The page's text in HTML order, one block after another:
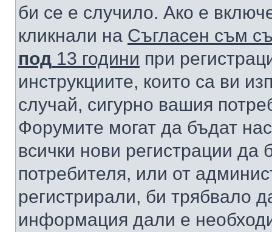
би се е случило. Ако е
кликнали на Съгласен съм
под 13 години при
инструкциите, които са ви
случай, сигурно вашия
Форумите могат да бъдат
всички нови регистрации да
потребителя, или от
регистрирали, би трябвало
информация дали е